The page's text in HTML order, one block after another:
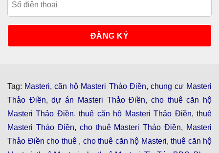
Tag: Masteri,căn hộ Masteri Thảo Điền, chung cư Masteri
Thảo Điền,dự án Masteri Thảo Điền, cho thuê căn hộ
Masteri Thảo Điền,thuê căn hộ Masteri Thảo Điền,thuê
Masteri Thảo Điền, cho thuê Masteri Thảo Điền, Masteri
Thảo Điền cho thuê , cho thuê căn hộ Masteri, thuê căn hộ